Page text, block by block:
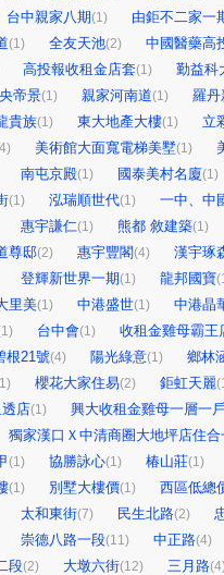
台中親家八期(1)
由鉅不二家一
(1) 全友天池(2)
中國醫藥高
高投報收租金店套(1)
勤益科
帝景(1) 親家河南道(1)
羅丹
貴族(1) 東大地產大樓(1)
立
美術館大面寬電梯美墅(1)
南屯京殿(1) 國泰美村名廈(1)
(1) 泓瑞順世代(1)
一中、中
惠宇謙仁(1) 熊都 敘建築(1)
尊邸(2) 惠宇豐閣(4)
漢宇琢
登輝新世界一期(1) 龍邦國寶
里美(1) 中港盛世(1)
中港晶
台中會(1)
收租金雞母霸王
根21號(4) 陽光綠意(1)
鄉林
櫻花大家住易(2) 鉅虹天麗
店(1)
興大收租金雞母一層一
獨家漢口Ｘ中清商圈大地坪店住合
(1) 協勝詠心(1) 椿山莊(1)
(1) 別墅大樓價(1)
西區低總
太和東街(7) 民生北路(2)
崇德八路一段(11) 中正路(4)
段(2) 大墩六街(12) 三月路